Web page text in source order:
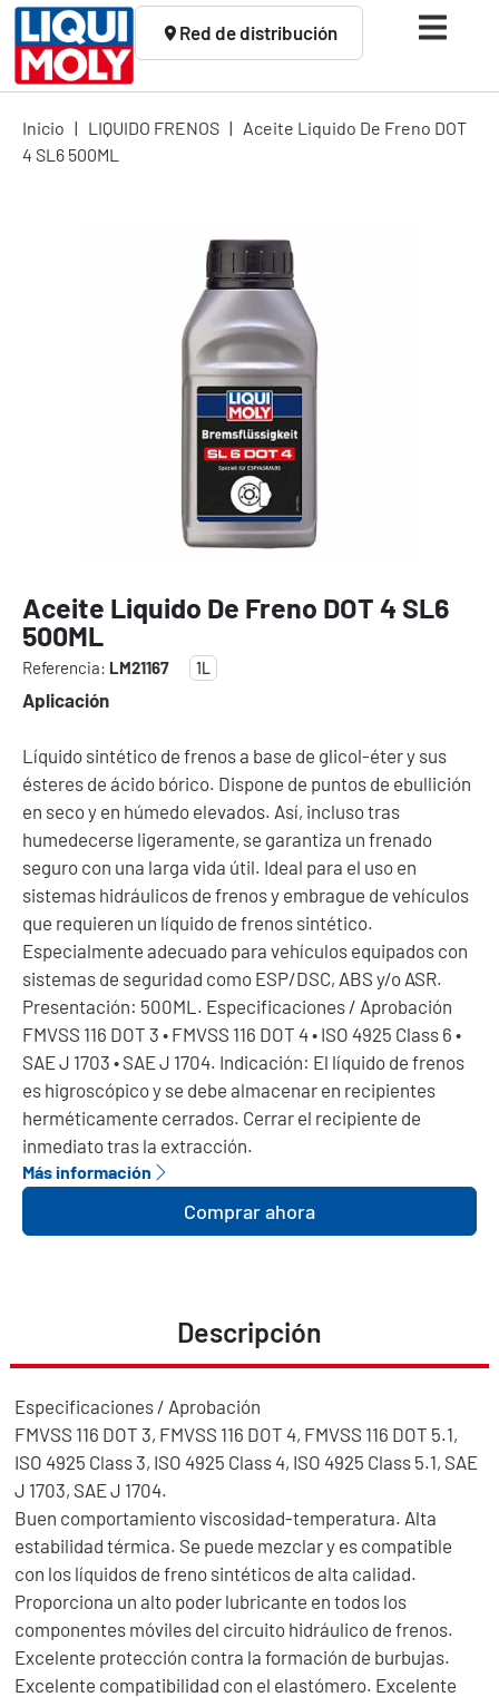
Red de distribución
Inicio | LIQUIDO FRENOS | Aceite Liquido De Freno DOT
4 SL6 500ML
Aceite Liquido De Freno DOT 4 SL6
500ML
Referencia: LM21167 1L
Aplicación
Líquido sintético de frenos a base de glicol-éter y sus
ésteres de ácido bórico. Dispone de puntos de ebullición
en seco y en húmedo elevados. Así, incluso tras
humedecerse ligeramente, se garantiza un frenado
seguro con una larga vida útil. Ideal para el uso en
sistemas hidráulicos de frenos y embrague de vehículos
que requieren un líquido de frenos sintético.
Especialmente adecuado para vehículos equipados con
sistemas de seguridad como ESP/DSC, ABS y/o ASR.
Presentación: 500ML. Especificaciones / Aprobación
FMVSS 116 DOT 3 • FMVSS 116 DOT 4 • ISO 4925 Class 6 •
SAE J 1703 • SAE J 1704. Indicación: El líquido de frenos
es higroscópico y se debe almacenar en recipientes
herméticamente cerrados. Cerrar el recipiente de
inmediato tras la extracción.
Más información
Comprar ahora
Descripción
Especificaciones / Aprobación
FMVSS 116 DOT 3, FMVSS 116 DOT 4, FMVSS 116 DOT 5.1,
ISO 4925 Class 3, ISO 4925 Class 4, ISO 4925 Class 5.1, SAE
J 1703, SAE J 1704.
Buen comportamiento viscosidad-temperatura. Alta
estabilidad térmica. Se puede mezclar y es compatible
con los líquidos de freno sintéticos de alta calidad.
Proporciona un alto poder lubricante en todos los
componentes móviles del circuito hidráulico de frenos.
Excelente protección contra la formación de burbujas.
Excelente compatibilidad con el elastómero. Excelente